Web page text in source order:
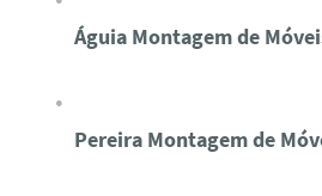
Águia Montagem de
Pereira Montagem de